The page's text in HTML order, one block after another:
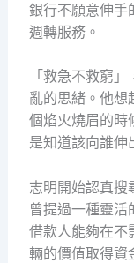
銀行不願意伸手
週轉服務。
「救急不救窮
亂的思緒。他想
個焰火燒眉的時
是知道該向誰伸
志明開始認真搜
曾提過一種靈
借款人能夠在不
輛的價值取得資